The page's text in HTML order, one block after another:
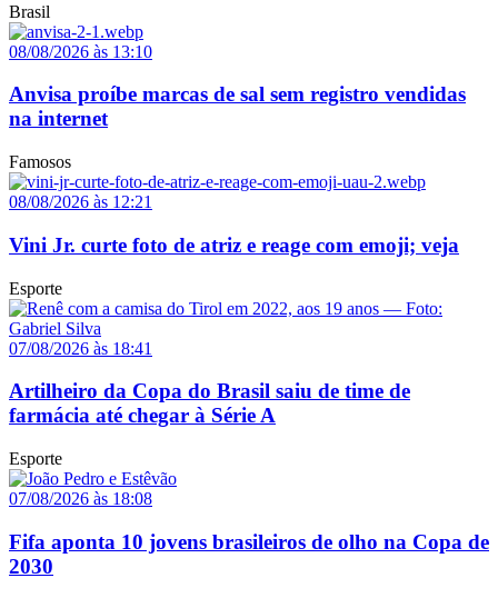
Brasil
08/08/2026 às 13:10
Anvisa proíbe marcas de sal sem registro vendidas
na internet
Famosos
08/08/2026 às 12:21
Vini Jr. curte foto de atriz e reage com emoji; veja
Esporte
07/08/2026 às 18:41
Artilheiro da Copa do Brasil saiu de time de
farmácia até chegar à Série A
Esporte
07/08/2026 às 18:08
Fifa aponta 10 jovens brasileiros de olho na Copa de
2030